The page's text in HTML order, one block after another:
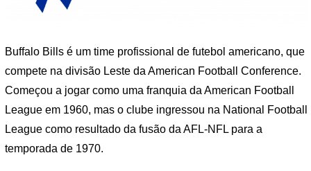
Buffalo Bills é um time profissional de futebol americano, que
compete na divisão Leste da American Football Conference.
Começou a jogar como uma franquia da American Football
League em 1960, mas o clube ingressou na National Football
League como resultado da fusão da AFL-NFL para a
temporada de 1970.